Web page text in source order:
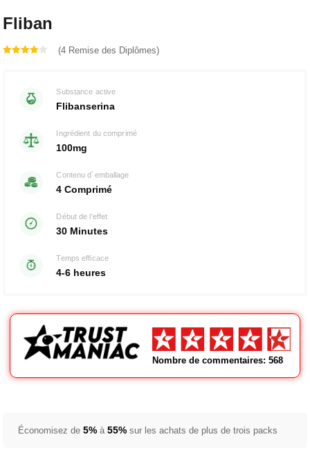
Fliban
sur 5
(4 Remise des Diplômes)
Substance active
Flibanserina
Ingrédient du comprimé
100mg
Contenu d´emballage
4 Comprimé
Début de l'effet
30 Minutes
Temps efficace
4-6 heures
Nombre de commentaires: 568
Économisez de5%à55%sur les achats de plus de trois packs